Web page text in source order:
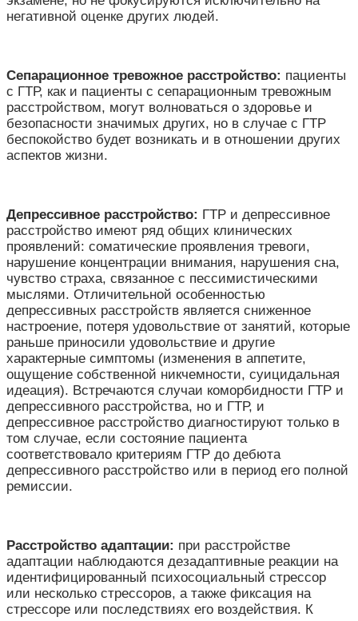
негативной оценке других людей.
Сепарационное тревожное расстройство: пациенты
с ГТР, как и пациенты с сепарационным тревожным
расстройством, могут волноваться о здоровье и
безопасности значимых других, но в случае с ГТР
беспокойство будет возникать и в отношении других
аспектов жизни.
Депрессивное расстройство: ГТР и депрессивное
расстройство имеют ряд общих клинических
проявлений: соматические проявления тревоги,
нарушение концентрации внимания, нарушения сна,
чувство страха, связанное с пессимистическими
мыслями. Отличительной особенностью
депрессивных расстройств является сниженное
настроение, потеря удовольствие от занятий, которые
раньше приносили удовольствие и другие
характерные симптомы (изменения в аппетите,
ощущение собственной никчемности, суицидальная
идеация). Встречаются случаи коморбидности ГТР и
депрессивного расстройства, но и ГТР, и
депрессивное расстройство диагностируют только в
том случае, если состояние пациента
соответствовало критериям ГТР до дебюта
депрессивного расстройство или в период его полной
ремиссии.
Расстройство адаптации: при расстройстве
адаптации наблюдаются дезадаптивные реакции на
идентифицированный психосоциальный стрессор
или несколько стрессоров, а также фиксация на
стрессоре или последствиях его воздействия. К